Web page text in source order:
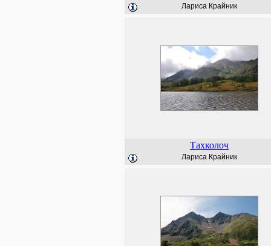
Лариса Крайник
Тахколоч
Лариса Крайник